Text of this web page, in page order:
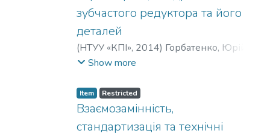
зубчастого редуктора та його
деталей
(НТУУ «КПІ», 2014) Горбатенко, Юрій
Павлович;Закора, Оксана
Show more
Item Restricted
Взаємозамінність,
стандартизація та технічні